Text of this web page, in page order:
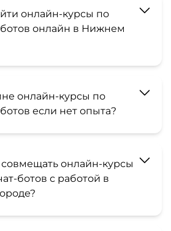
онлайн-курсы по
онлайн в Нижнем
онлайн-курсы по
если нет опыта?
онлайн-курсы
ботов с работой в